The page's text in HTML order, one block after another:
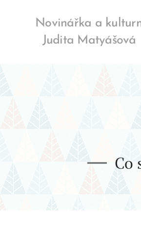
Novinářka a
Judita Matyášová
Co